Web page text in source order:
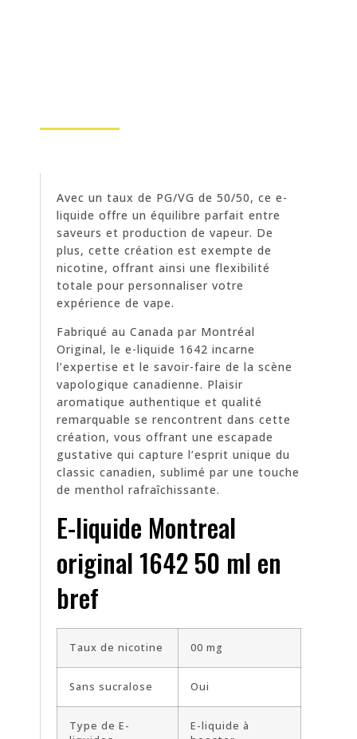
Avec un taux de PG/VG de 50/50, ce e-
liquide offre un équilibre parfait entre
saveurs et production de vapeur. De
plus, cette création est exempte de
nicotine, offrant ainsi une flexibilité
totale pour personnaliser votre
expérience de vape.
Fabriqué au Canada par Montréal
Original, le e-liquide 1642 incarne
l’expertise et le savoir-faire de la scène
vapologique canadienne. Plaisir
aromatique authentique et qualité
remarquable se rencontrent dans cette
création, vous offrant une escapade
gustative qui capture l’esprit unique du
classic canadien, sublimé par une touche
de menthol rafraîchissante.
E-liquide Montreal
original 1642 50 ml en
bref
Taux de nicotine 00 mg
Sans sucralose Oui
Type de E-
E-liquide à